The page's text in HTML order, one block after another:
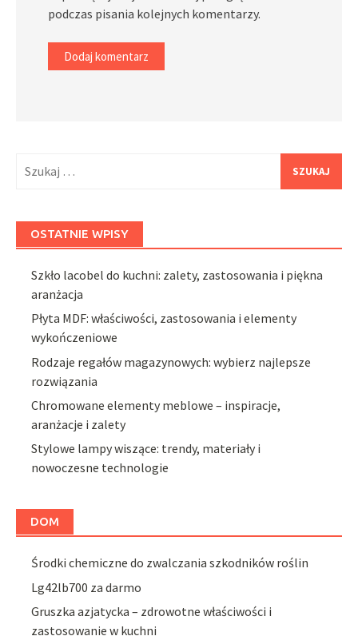
podczas pisania kolejnych komentarzy.
OSTATNIE WPISY
Szkło lacobel do kuchni: zalety, zastosowania i piękna
aranżacja
Płyta MDF: właściwości, zastosowania i elementy
wykończeniowe
Rodzaje regałów magazynowych: wybierz najlepsze
rozwiązania
Chromowane elementy meblowe – inspiracje,
aranżacje i zalety
Stylowe lampy wiszące: trendy, materiały i
nowoczesne technologie
DOM
Środki chemiczne do zwalczania szkodników roślin
Lg42lb700 za darmo
Gruszka azjatycka – zdrowotne właściwości i
zastosowanie w kuchni